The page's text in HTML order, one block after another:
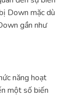
Down mặc dù
gần như
năng hoạt
một số biến